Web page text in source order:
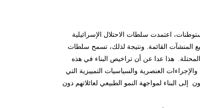
اعتمدت سلطات الاحتلال الإسرائيلية
المنشآت القائمة. ونتيجة لذلك، تسمح سلطات
من مساحة القدس الشرقية المحتلة. هذا عدا عن أن تراخيص البناء في هذه
العنصرية والسياسيات التمييزية التي
البناء لمواجهة النمو الطبيعي لعائلاتهم دون